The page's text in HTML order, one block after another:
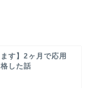
す】2ヶ月で応用
した話